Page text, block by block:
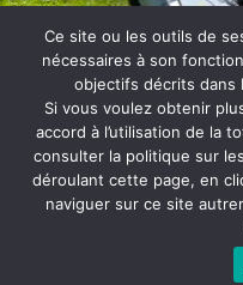
Taille
Modèle GRIN
Ce site ou les outils de
nécessaires à son
objectifs décrits dans
Si vous voulez obtenir
accord à l’utilisation de la
consulter la politique sur
déroulant cette page, en
naviguer sur ce site